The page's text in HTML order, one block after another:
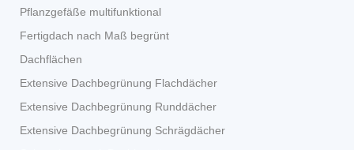
Pflanzgefäße multifunktional
Fertigdach nach Maß begrünt
Dachflächen
Extensive Dachbegrünung Flachdächer
Extensive Dachbegrünung Runddächer
Extensive Dachbegrünung Schrägdächer